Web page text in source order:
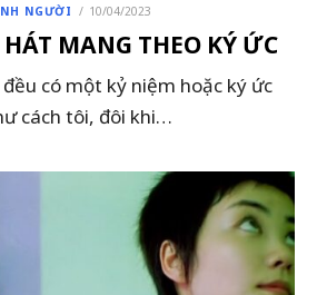
NGƯỜI
POSTED
10/04/2023
MANG THEO KÝ ỨC
đều có một kỷ niệm hoặc ký ức
cách tôi, đôi khi…